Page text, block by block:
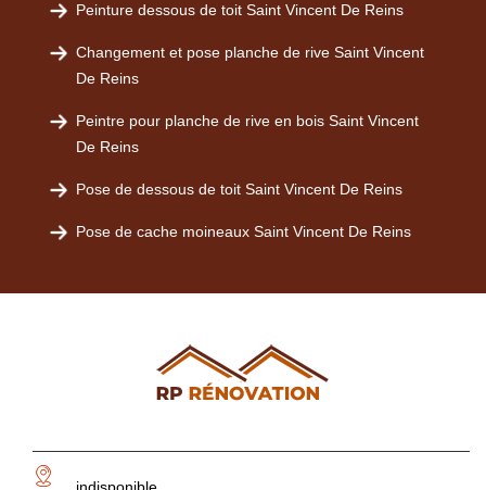
Peinture dessous de toit Saint Vincent De Reins
Changement et pose planche de rive Saint Vincent
De Reins
Peintre pour planche de rive en bois Saint Vincent
De Reins
Pose de dessous de toit Saint Vincent De Reins
Pose de cache moineaux Saint Vincent De Reins